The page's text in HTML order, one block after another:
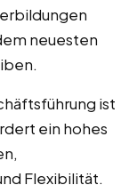
neuesten
ist
ein hohes
Flexibilität.